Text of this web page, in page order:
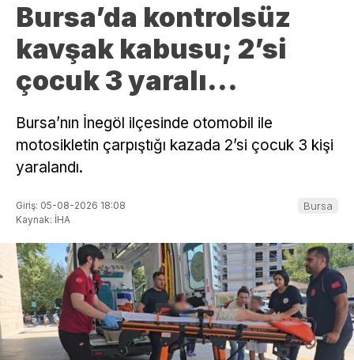
Bursa’da kontrolsüz
kavşak kabusu; 2’si
çocuk 3 yaralı…
Bursa’nın İnegöl ilçesinde otomobil ile
motosikletin çarpıştığı kazada 2’si çocuk 3 kişi
yaralandı.
Giriş: 05-08-2026 18:08
Kaynak: İHA
Bursa